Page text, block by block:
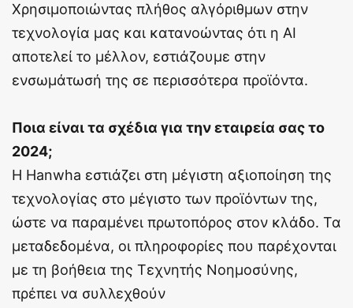
Χρησιμοποιώντας πλήθος αλγόριθμων στην
τεχνολογία μας και κατανοώντας ότι η AI
αποτελεί το μέλλον, εστιάζουμε στην
ενσωμάτωσή της σε περισσότερα προϊόντα.
Ποια είναι τα σχέδια για την εταιρεία σας το
2024;
Η Hanwha εστιάζει στη μέγιστη αξιοποίηση της
τεχνολογίας στο μέγιστο των προϊόντων της,
ώστε να παραμένει πρωτοπόρος στον κλάδο. Τα
μεταδεδομένα, οι πληροφορίες που παρέχονται
με τη βοήθεια της Τεχνητής Νοημοσύνης,
πρέπει να συλλεχθούν